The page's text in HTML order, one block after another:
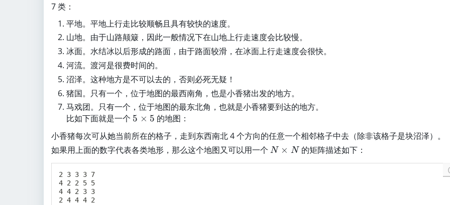
es
N
7 类：
平地。平地上行走比较顺畅且具有较快的速度。
山地。由于山路颠簸，因此一般情况下在山地上行走速度会比较慢。
冰面。水结冰以后形成的路面，由于路面较滑，在冰面上行走速度会很快。
河流。渡河是很费时间的。
沼泽。这种地方是不可以去的，否则必死无疑！
猪国。只有一个，位于地图的最西南角，也是小香猪出发的地方。
马戏团。只有一个，位于地图的最东北角，也就是小香猪要到达的地方。
比如下面就是一个 5
\
ti
m
es
5 × 5 的地图：
小香猪每次可从她当前所在的格子，走到东西南北 4 个方向的任意一个相邻格子中去（除非该格子是块沼泽）。
如果用上面的数字代表各类地形，那么这个地图又可以用一个 N
N × N的矩阵描述如下：
2 3 3 3 7
4 2 2 5 5
4 4 2 3 3
2 4 4 4 2